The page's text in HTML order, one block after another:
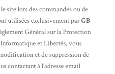
site lors des commandes ou de
utilisées exclusivement parGB
Général sur la Protection
et Libertés, vous
et de suppression de
contactant à l’adresse email